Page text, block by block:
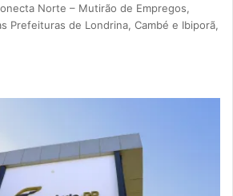
Norte – Mutirão de Empregos,
Prefeituras de Londrina, Cambé e Ibiporã,